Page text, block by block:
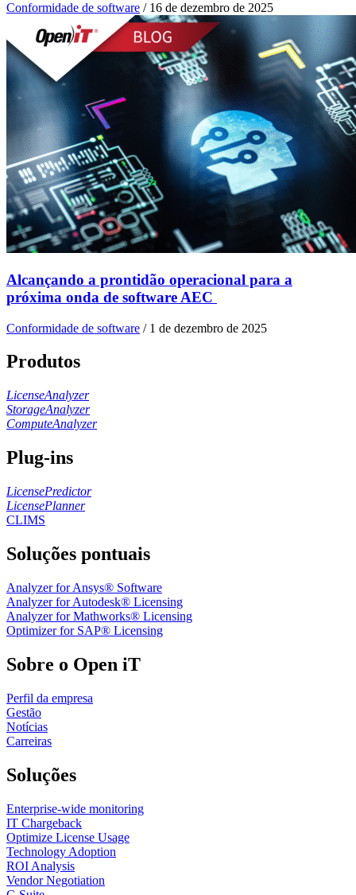
Conformidade de software / 16 de dezembro de 2025
Alcançando a prontidão operacional para a
próxima onda de software AEC
Conformidade de software / 1 de dezembro de 2025
Produtos
LicenseAnalyzer
StorageAnalyzer
ComputeAnalyzer
Plug-ins
LicensePredictor
LicensePlanner
CLIMS
Soluções pontuais
Analyzer for Ansys® Software
Analyzer for Autodesk® Licensing
Analyzer for Mathworks® Licensing
Optimizer for SAP® Licensing
Sobre o Open iT
Perfil da empresa
Gestão
Notícias
Carreiras
Soluções
Enterprise-wide monitoring
IT Chargeback
Optimize License Usage
Technology Adoption
ROI Analysis
Vendor Negotiation